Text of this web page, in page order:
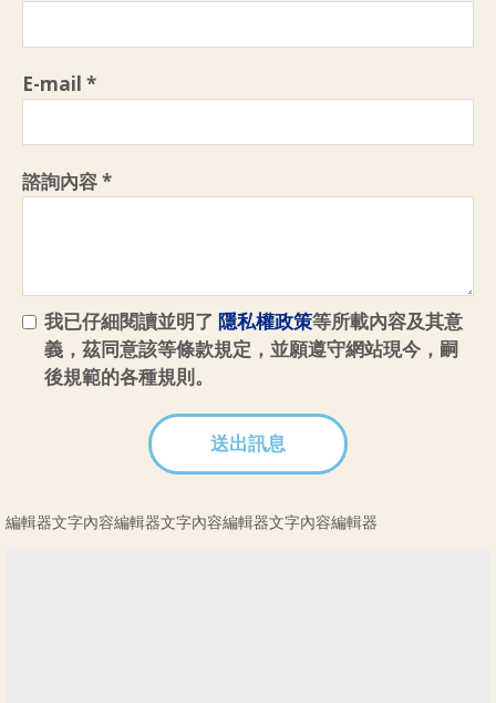
E-mail *
諮詢內容 *
我已仔細閱讀並明了 隱私權政策等所載內容及其意
義，茲同意該等條款規定，並願遵守網站現今，嗣
後規範的各種規則。
編輯器文字內容編輯器文字內容編輯器文字內容編輯器